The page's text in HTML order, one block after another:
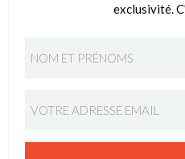
exclusivité.